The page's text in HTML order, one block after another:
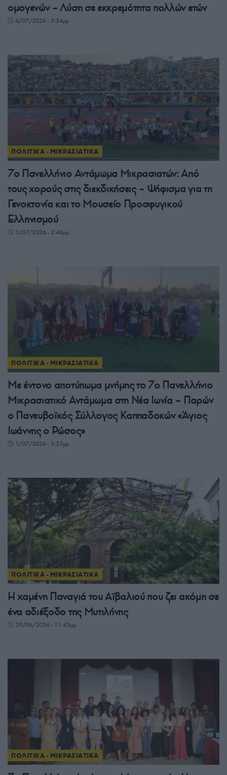
ομογενών – Λύση σε εκκρεμότητα πολλών ετών
4/07/2026 - 3:54μμ
ΠΟΛΙΤΙΚΑ - ΜΙΚΡΑΣΙΑΤΙΚΑ
7ο Πανελλήνιο Αντάμωμα Μικρασιατών: Από
τους χορούς στις διεκδικήσεις – Ψήφισμα για τη
Γενοκτονία και το Μουσείο Προσφυγικού
Ελληνισμού
3/07/2026 - 2:46μμ
ΠΟΛΙΤΙΚΑ - ΜΙΚΡΑΣΙΑΤΙΚΑ
Με έντονο αποτύπωμα μνήμης το 7ο Πανελλήνιο
Μικρασιατικό Αντάμωμα στη Νέα Ιωνία – Παρών
ο Πανευβοϊκός Σύλλογος Καππαδοκών «Άγιος
Ιωάννης ο Ρώσος»
1/07/2026 - 3:25μμ
ΠΟΛΙΤΙΚΑ - ΜΙΚΡΑΣΙΑΤΙΚΑ
Η χαμένη Παναγιά του Αϊβαλιού που ζει ακόμη σε
ένα αδιέξοδο της Μυτιλήνης
29/06/2026 - 11:43μμ
ΠΟΛΙΤΙΚΑ - ΜΙΚΡΑΣΙΑΤΙΚΑ